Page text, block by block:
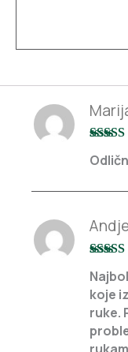
5od 5
5od 5
koje
ruke.